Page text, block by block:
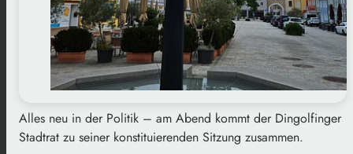
Alles neu in der Politik – am Abend kommt der Dingolfinger
Stadtrat zu seiner konstituierenden Sitzung zusammen.